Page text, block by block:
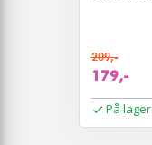
209,-
179,-
På lager